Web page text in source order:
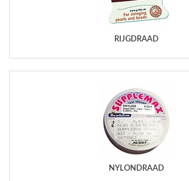
RIJGDRAAD
NYLONDRAAD